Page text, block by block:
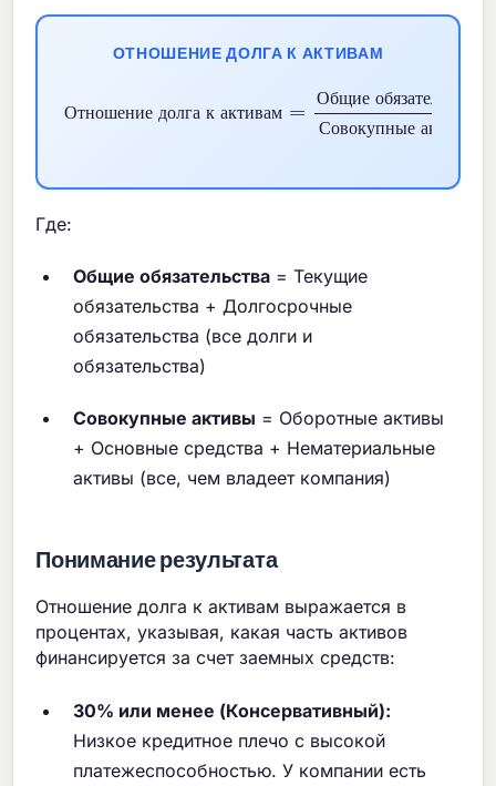
ОТНОШЕНИЕ ДОЛГА К АКТИВАМ
О тн ош ени е д олга к ак тивам
О б щи е о б язат ел
С о в о ку п н ые ак
%
Где:
Общие обязательства = Текущие
обязательства + Долгосрочные
обязательства (все долги и
обязательства)
Совокупные активы = Оборотные активы
+ Основные средства + Нематериальные
активы (все, чем владеет компания)
Понимание результата
Отношение долга к активам выражается в
процентах, указывая, какая часть активов
финансируется за счет заемных средств:
30% или менее (Консервативный):
Низкое кредитное плечо с высокой
платежеспособностью. У компании есть